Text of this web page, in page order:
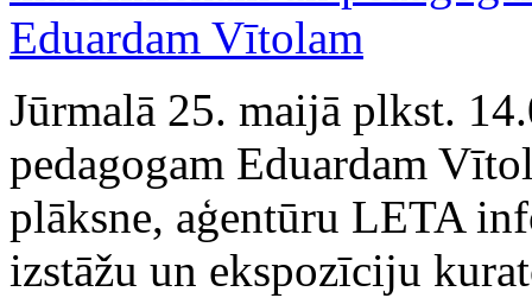
Jūrmalā 25. maijā plkst.
pedagogam Eduardam
plāksne, aģentūru LETA
izstāžu un ekspozīciju